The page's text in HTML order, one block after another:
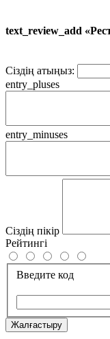
text_review_add
Сіздің атыңыз:
entry_pluses
entry_minuses
Сіздің пікір
Рейтингі
Введите код
Жалғастыру